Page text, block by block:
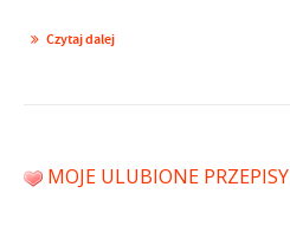
Czytaj dalej
MOJE ULUBIONE PRZEPISY